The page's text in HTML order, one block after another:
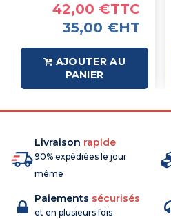
42,00 €TTC
35,00 €HT
AJOUTER AU
PANIER
Livraison rapide
90% expédiées le jour
même
Paiements sécurisés
et en plusieurs fois